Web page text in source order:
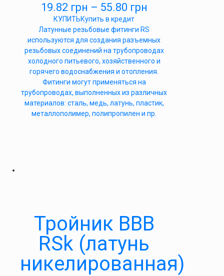
19.82 грн – 55.80 грн
КУПИТЬКупить в кредит
Латунные резьбовые фитинги RS
используются для создания разъемных
резьбовых соединений на трубопроводах
холодного питьевого, хозяйственного и
горячего водоснабжения и отопления.
Фитинги могут применяться на
трубопроводах, выполненных из различных
материалов: сталь, медь, латунь, пластик,
металлополимер, полипропилен и пр.
Тройник ВВВ
RSk (латунь
никелированная)